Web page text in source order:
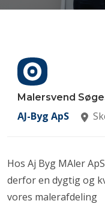
Malersvend
AJ-Byg ApS
Hos Aj Byg MAler
derfor en dygtig og
vores malerafdeling